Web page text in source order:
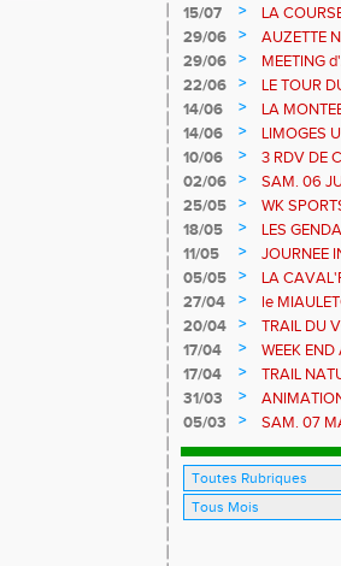
15/07
>
LA
JUILLET
29/06 >
AUZETTE
29/06
>
MEETING
22/06
>
LE TOUR
COURSE
14/06 >
LA
14/06
>
LIMOGES
10/06
>
3 RDV DE
Bujaleuf
02/06 >
SAM. 06
RONDE
25/05 >
WK
stade
18/05 >
LES
11/05
>
JOURNEE
05/05
>
LA
27/04
>
le
- 13 et 22
20/04 >
TRAIL DU
LA TOUR
17/04 >
WEEK
SAINT
17/04 >
TRAIL
31/03
>
05/03
>
SAM. 07